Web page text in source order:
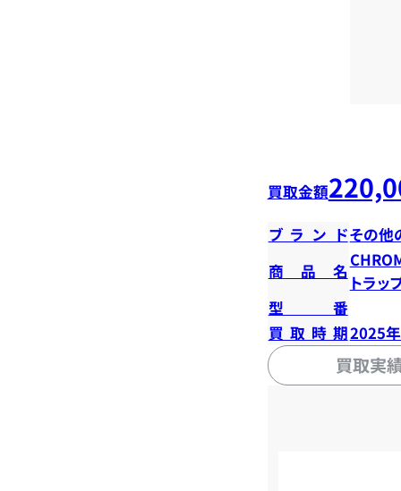
買取金額
ブランドその他
商品名
トラッ
型番
買取時期2025
買取実